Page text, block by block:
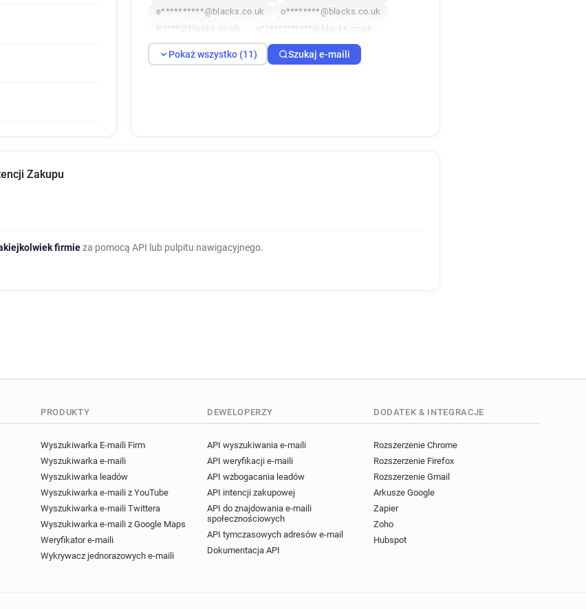
e**********@blacks.co.uk
o********@blacks.co.uk
j*****@blacks.co.uk
y************@blacks.co.uk
y*********@blacks.co.uk
e*******@blacks.co.uk
e************@blacks.co.uk
Pokaż wszystko (11) Szukaj e-maili
Zakupu
firmieza pomocą API lub pulpitu nawigacyjnego.
PRODUKTY
Wyszukiwarka E-maili Firm
Wyszukiwarka e-maili
Wyszukiwarka leadów
Wyszukiwarka e-maili z YouTube
Wyszukiwarka e-maili Twittera
Wyszukiwarka e-maili z Google Maps
Weryfikator e-maili
Wykrywacz jednorazowych e-maili
DEWELOPERZY
API wyszukiwania e-maili
API weryfikacji e-maili
API wzbogacania leadów
API intencji zakupowej
API do znajdowania e-maili
społecznościowych
API tymczasowych adresów e-mail
Dokumentacja API
DODATEK & INTEGRACJE
Rozszerzenie Chrome
Rozszerzenie Firefox
Rozszerzenie Gmail
Arkusze Google
Zapier
Zoho
Hubspot